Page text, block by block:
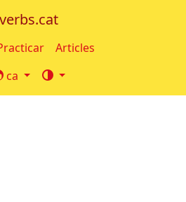
verbs.cat
Articles
ca